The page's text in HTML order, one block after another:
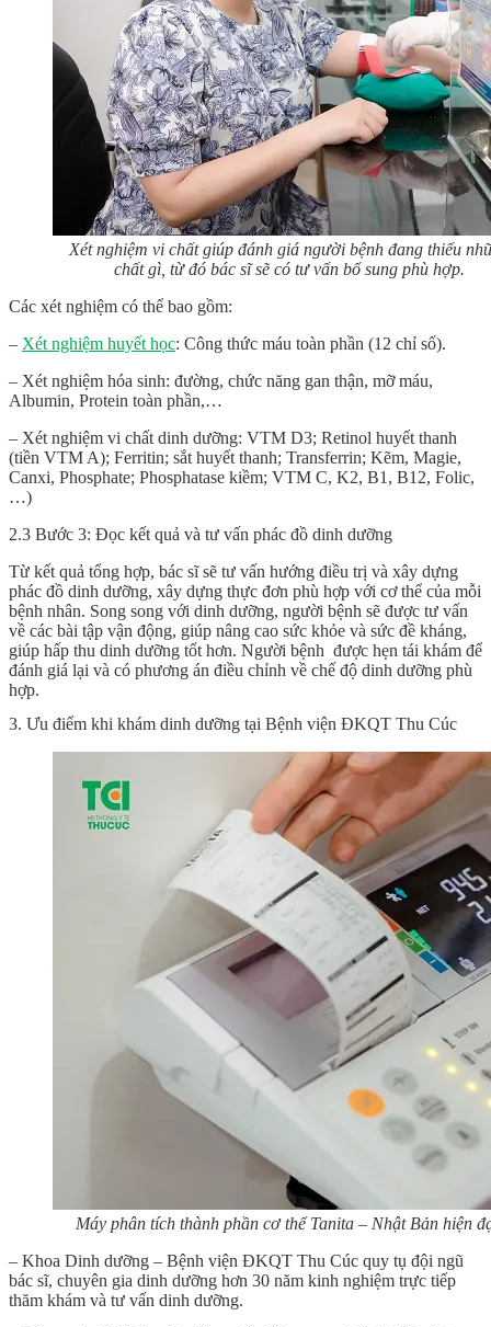
Xét nghiệm vi chất giúp đánh giá người bệnh đang thiếu
chất gì, từ đó bác sĩ sẽ có tư vấn bổ sung phù hợp.
Các xét nghiệm có thể bao gồm:
– Xét nghiệm huyết học: Công thức máu toàn phần (12 chỉ số).
– Xét nghiệm hóa sinh: đường, chức năng gan thận, mỡ máu,
Albumin, Protein toàn phần,…
– Xét nghiệm vi chất dinh dưỡng: VTM D3; Retinol huyết thanh
(tiền VTM A); Ferritin; sắt huyết thanh; Transferrin; Kẽm, Magie,
Canxi, Phosphate; Phosphatase kiềm; VTM C, K2, B1, B12, Folic,
…)
2.3 Bước 3: Đọc kết quả và tư vấn phác đồ dinh dưỡng
Từ kết quả tổng hợp, bác sĩ sẽ tư vấn hướng điều trị và xây dựng
phác đồ dinh dưỡng, xây dựng thực đơn phù hợp với cơ thể của mỗi
bệnh nhân. Song song với dinh dưỡng, người bệnh sẽ được tư vấn
về các bài tập vận động, giúp nâng cao sức khỏe và sức đề kháng,
giúp hấp thu dinh dưỡng tốt hơn. Người bệnh được hẹn tái khám để
đánh giá lại và có phương án điều chỉnh về chế độ dinh dưỡng phù
hợp.
3. Ưu điểm khi khám dinh dưỡng tại Bệnh viện ĐKQT Thu Cúc
Máy phân tích thành phần cơ thể Tanita – Nhật Bản hiện
– Khoa Dinh dưỡng – Bệnh viện ĐKQT Thu Cúc quy tụ đội ngũ
bác sĩ, chuyên gia dinh dưỡng hơn 30 năm kinh nghiệm trực tiếp
thăm khám và tư vấn dinh dưỡng.